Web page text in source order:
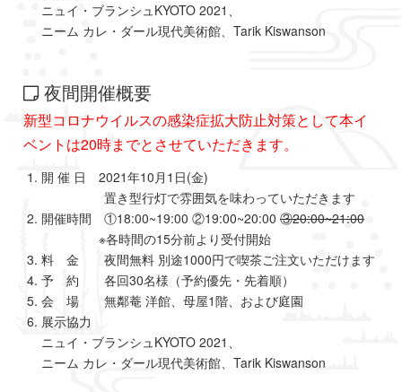
ニュイ・ブランシュKYOTO 2021、
ニーム カレ・ダール現代美術館、Tarik Kiswanson
夜間開催概要
新型コロナウイルスの感染症拡大防止対策として本イ
ベントは20時までとさせていただきます。
開 催 日 2021年10月1日(金)
置き型行灯で雰囲気を味わっていただきます
開催時間 ①18:00~19:00 ②19:00~20:00③20:00~21:00
※各時間の15分前より受付開始
料 金 夜間無料 別途1000円で喫茶ご注文いただけます
予 約 各回30名様（予約優先・先着順）
会 場 無鄰菴 洋館、母屋1階、および庭園
展示協力
ニュイ・ブランシュKYOTO 2021、
ニーム カレ・ダール現代美術館、Tarik Kiswanson